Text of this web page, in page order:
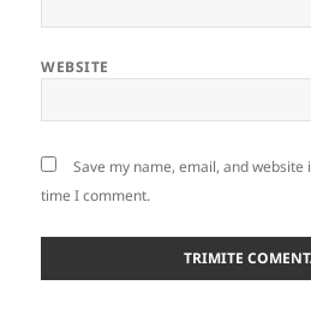
WEBSITE
Save my name, email, and
time I comment.